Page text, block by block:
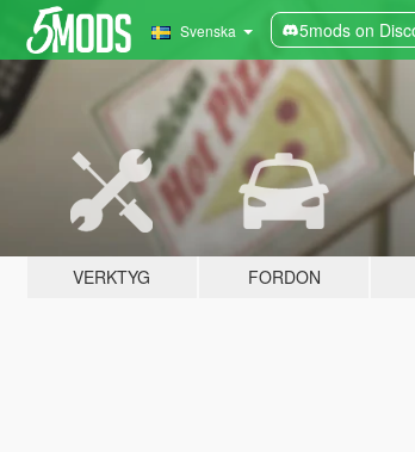
Svenska 5mods on
VERKTYG FORDON